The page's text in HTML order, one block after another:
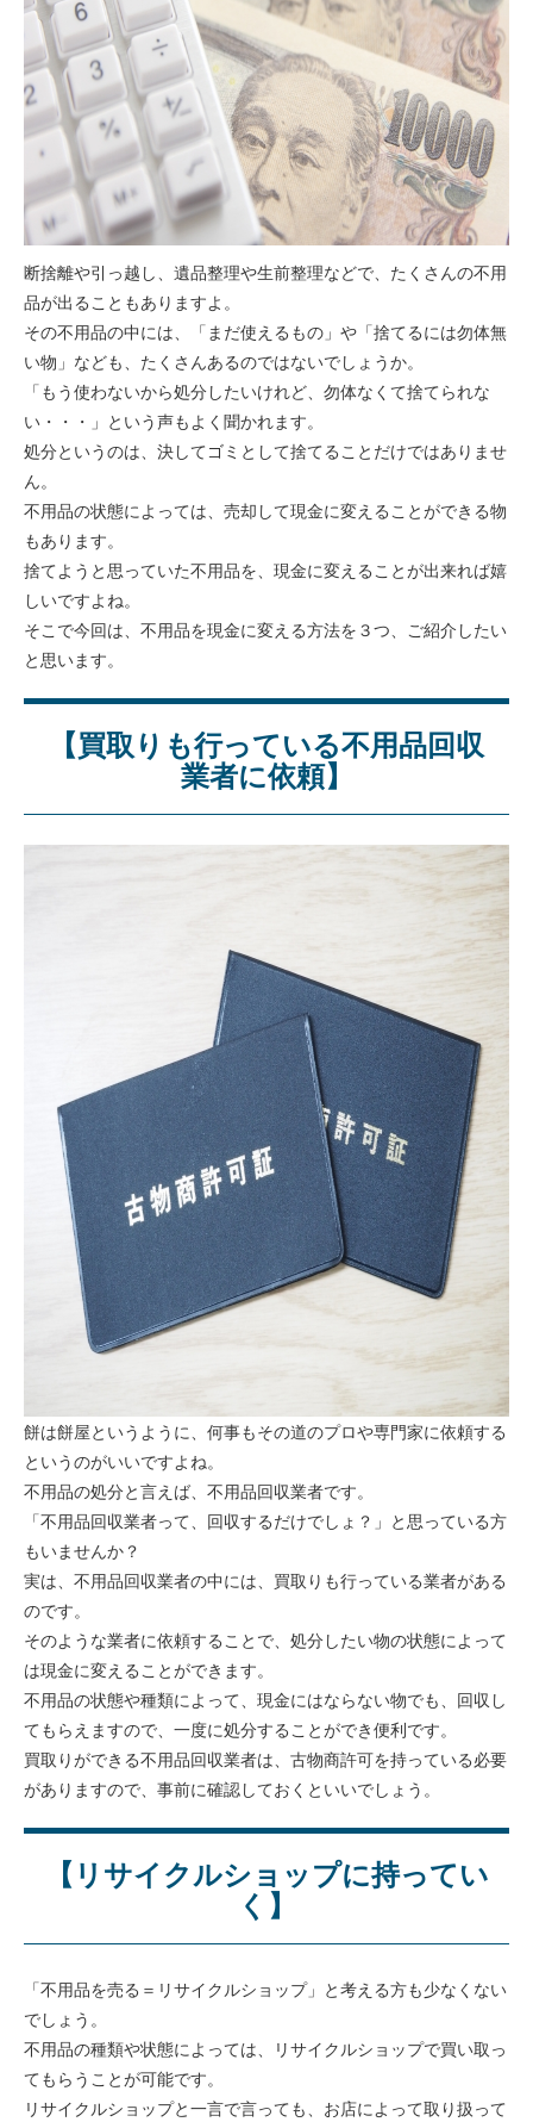
断捨離や引っ越し、遺品整理や生前整理などで、たくさんの不用
品が出ることもありますよ。
その不用品の中には、「まだ使えるもの」や「捨てるには勿体無
い物」なども、たくさんあるのではないでしょうか。
「もう使わないから処分したいけれど、勿体なくて捨てられな
い・・・」という声もよく聞かれます。
処分というのは、決してゴミとして捨てることだけではありませ
ん。
不用品の状態によっては、売却して現金に変えることができる物
もあります。
捨てようと思っていた不用品を、現金に変えることが出来れば嬉
しいですよね。
そこで今回は、不用品を現金に変える方法を３つ、ご紹介したい
と思います。
【買取りも行っている不用品回収
業者に依頼】
餅は餅屋というように、何事もその道のプロや専門家に依頼する
というのがいいですよね。
不用品の処分と言えば、不用品回収業者です。
「不用品回収業者って、回収するだけでしょ？」と思っている方
もいませんか？
実は、不用品回収業者の中には、買取りも行っている業者がある
のです。
そのような業者に依頼することで、処分したい物の状態によって
は現金に変えることができます。
不用品の状態や種類によって、現金にはならない物でも、回収し
てもらえますので、一度に処分することができ便利です。
買取りができる不用品回収業者は、古物商許可を持っている必要
がありますので、事前に確認しておくといいでしょう。
【リサイクルショップに持ってい
く】
「不用品を売る＝リサイクルショップ」と考える方も少なくない
でしょう。
不用品の種類や状態によっては、リサイクルショップで買い取っ
てもらうことが可能です。
リサイクルショップと一言で言っても、お店によって取り扱って